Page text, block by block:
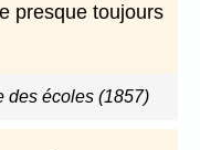
presque toujours
des écoles (1857)